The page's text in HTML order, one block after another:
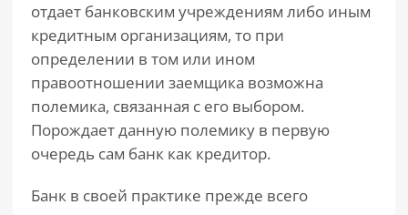
отдает банковским учреждениям либо иным
кредитным организациям, то при
определении в том или ином
правоотношении заемщика возможна
полемика, связанная с его выбором.
Порождает данную полемику в первую
очередь сам банк как кредитор.
Банк в своей практике прежде всего